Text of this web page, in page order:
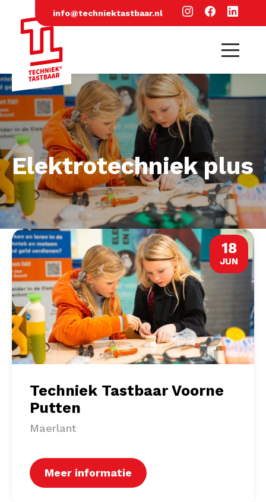
info@techniektastbaar.nl
Elektrotechniek plus
18
JUN
Techniek Tastbaar Voorne
Putten
Maerlant
Meer informatie